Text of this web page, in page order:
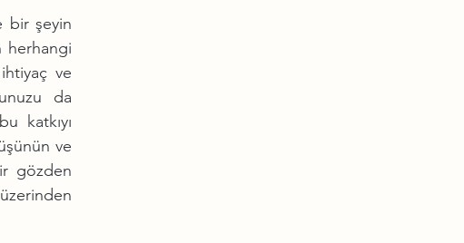
bir şeyin
herhangi
ve
da
katkıyı
ve
gözden